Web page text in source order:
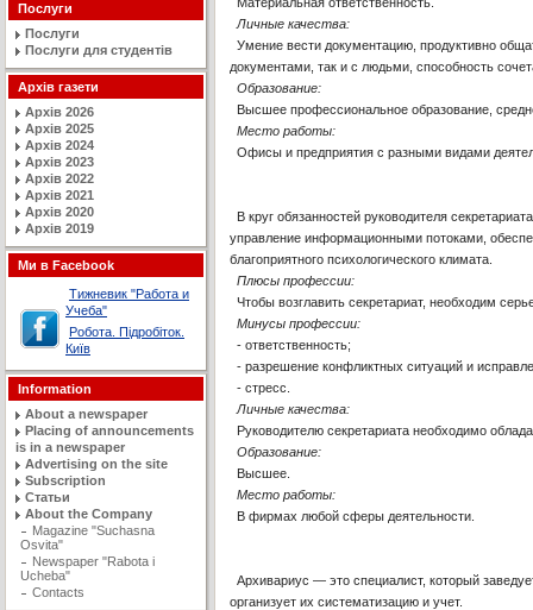
Послуги
Послуги
Послуги для студентів
Архів газети
Архів 2026
Архів 2025
Архів 2024
Архів 2023
Архів 2022
Архів 2021
Архів 2020
Архів 2019
Ми в Facebook
Тижневик "Работа и
Учеба"
Робота. Підробіток.
Київ
Information
About a newspaper
Placing of announcements
is in a newspaper
Advertising on the site
Subscription
Статьи
About the Company
Magazine "Suchasna
Osvita"
Newspaper "Rabota i
Ucheba"
Contacts
Личные качества:
Умение вести документацию, продуктивно
документами, так и с людьми, способность
Образование:
Высшее профессиональное образование,
Место работы:
Офисы и предприятия с разными видами
В круг обязанностей руководителя
управление информационными потоками,
благоприятного психологического климата.
Плюсы профессии:
Чтобы возглавить секретариат, необходим
Минусы профессии:
- ответственность;
- разрешение конфликтных ситуаций и
- стресс.
Личные качества:
Руководителю секретариата необходимо
Образование:
Высшее.
Место работы:
В фирмах любой сферы деятельности.
Архивариус — это специалист, который
организует их систематизацию и учет.